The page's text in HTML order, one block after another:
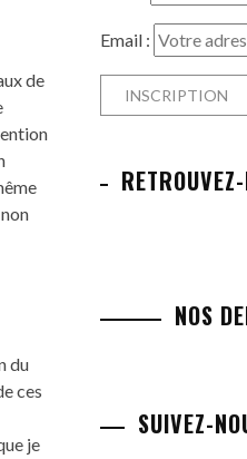
de
du
ces
je
Email :
NOS
SUIVEZ-